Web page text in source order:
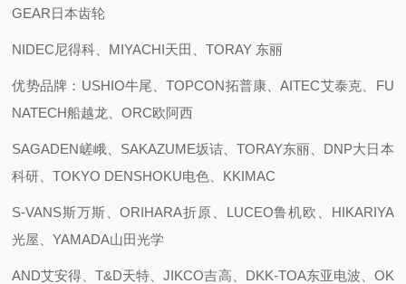
GEAR日本齿轮
NIDEC尼得科、MIYACHI天田、TORAY 东丽
优势品牌：USHIO牛尾、TOPCON拓普康、AITEC艾泰克、FU
NATECH船越龙、ORC欧阿西
SAGADEN嵯峨、SAKAZUME坂诘、TORAY东丽、DNP大日本
科研、TOKYO DENSHOKU电色、KKIMAC
S-VANS斯万斯、ORIHARA折原、LUCEO鲁机欧、HIKARIYA
光屋、YAMADA山田光学
AND艾安得、T&D天特、JIKCO吉高、DKK-TOA东亚电波、OK